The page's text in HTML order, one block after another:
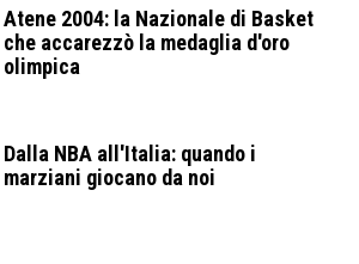
Atene 2004: la Nazionale di Basket
che accarezzò la medaglia d'oro
olimpica
Dalla NBA all'Italia: quando i
marziani giocano da noi